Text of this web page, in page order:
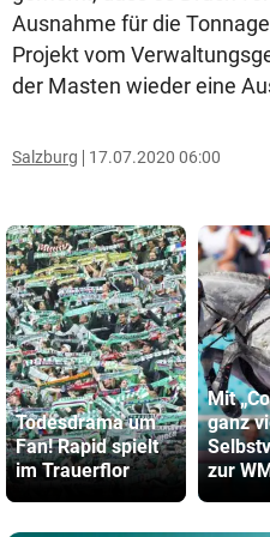
Ausnahme für die
Projekt vom
der Masten wieder eine
Salzburg 17.07.2020 06:00
Todesdrama um
Fan! Rapid spielt
im Trauerflor
Mit
ganz
zur